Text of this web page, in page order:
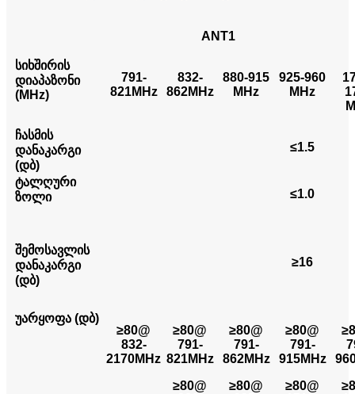
ANT1
სიხშირის
დიაპაზონი
(MHz)
791-
821MHz
832-
862MHz
880-915
MHz
925-960
MHz
ჩასმის
დანაკარგი
(დბ)
≤1.5
ტალღური
ზოლი
≤1.0
შემოსავლის
დანაკარგი
(დბ)
≥16
უარყოფა (დბ)
≥80@
832-
2170MHz
≥80@
791-
821MHz
≥80@
≥80@
791-
862MHz
≥80@
≥80@
791-
915MHz
≥80@